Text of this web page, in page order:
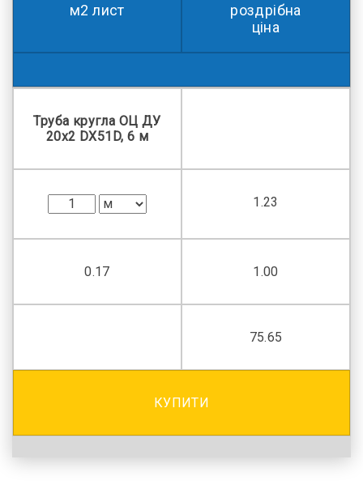
м2 лист
роздрібна
ціна
Труба кругла ОЦ ДУ
20x2 DX51D, 6 м
1.23
0.17 1.00
75.65
КУПИТИ